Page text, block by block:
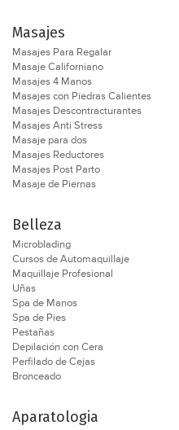
Masajes
Masajes Para Regalar
Masaje Californiano
Masajes 4 Manos
Masajes con Piedras Calientes
Masajes Descontracturantes
Masajes Anti Stress
Masaje para dos
Masajes Reductores
Masajes Post Parto
Masaje de Piernas
Belleza
Microblading
Cursos de Automaquillaje
Maquillaje Profesional
Uñas
Spa de Manos
Spa de Pies
Pestañas
Depilación con Cera
Perfilado de Cejas
Bronceado
Aparatologia